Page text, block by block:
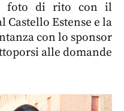
foto di rito con il
Estense e la
con lo sponsor
alle domande